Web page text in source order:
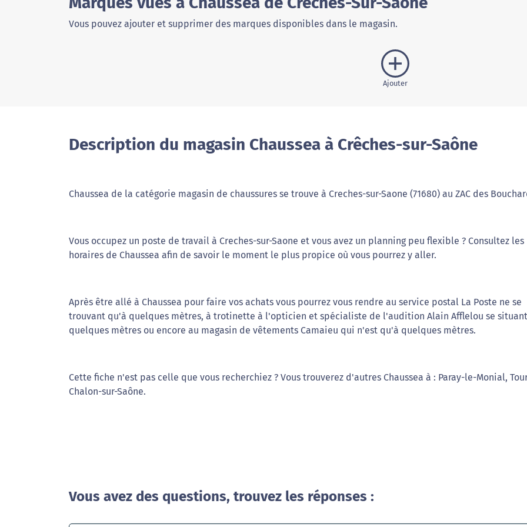
Vous pouvez ajouter et supprimer des marques disponibles dans le magasin.
Ajouter
Description du magasin Chaussea à Crêches-sur-Saône
Chaussea de la catégorie magasin de chaussures se trouve à Creches-sur-Saone (71680) au ZAC des
Vous occupez un poste de travail à Creches-sur-Saone et vous avez un planning peu flexible ? Consultez les
horaires de Chaussea afin de savoir le moment le plus propice où vous pourrez y aller.
Après être allé à Chaussea pour faire vos achats vous pourrez vous rendre au service postal La Poste ne se
trouvant qu'à quelques mètres, à trotinette à l'opticien et spécialiste de l'audition Alain Afflelou se
quelques mètres ou encore au magasin de vêtements Camaieu qui n'est qu'à quelques mètres.
Cette fiche n'est pas celle que vous recherchiez ? Vous trouverez d'autres Chaussea à : Paray-le-Monial,
Chalon-sur-Saône.
Vous avez des questions, trouvez les réponses :